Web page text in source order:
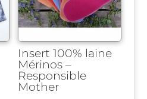
Insert 100% laine
Mérinos –
Responsible
Mother